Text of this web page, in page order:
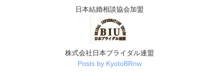
日本結婚相談協会加盟
株式会社日本ブライダル連盟
Posts by KyotoBRnw